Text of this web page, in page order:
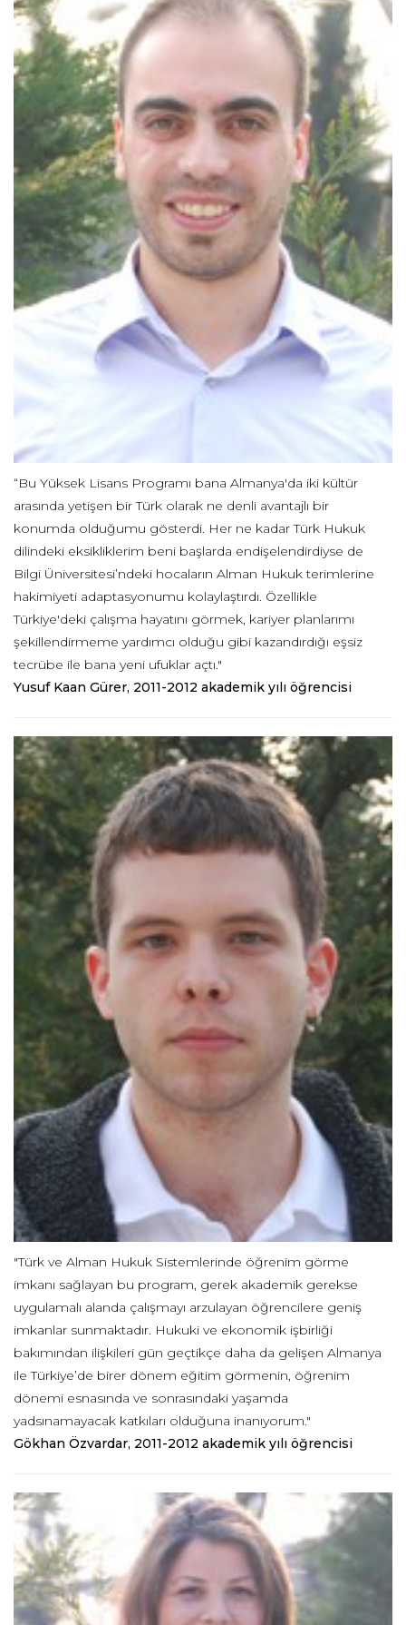
“Bu Yüksek Lisans Programı bana Almanya'da iki kültür
arasında yetişen bir Türk olarak ne denli avantajlı bir
konumda olduğumu gösterdi. Her ne kadar Türk Hukuk
dilindeki eksikliklerim beni başlarda endişelendirdiyse de
Bilgi Üniversitesi’ndeki hocaların Alman Hukuk terimlerine
hakimiyeti adaptasyonumu kolaylaştırdı. Özellikle
Türkiye'deki çalışma hayatını görmek, kariyer planlarımı
şekillendirmeme yardımcı olduğu gibi kazandırdığı eşsiz
tecrübe ile bana yeni ufuklar açtı."
Yusuf Kaan Gürer, 2011-2012 akademik yılı öğrencisi
"Türk ve Alman Hukuk Sistemlerinde öğrenim görme
imkanı sağlayan bu program, gerek akademik gerekse
uygulamalı alanda çalışmayı arzulayan öğrencilere geniş
imkanlar sunmaktadır. Hukuki ve ekonomik işbirliği
bakımından ilişkileri gün geçtikçe daha da gelişen Almanya
ile Türkiye’de birer dönem eğitim görmenin, öğrenim
dönemi esnasında ve sonrasındaki yaşamda
yadsınamayacak katkıları olduğuna inanıyorum."
Gökhan Özvardar, 2011-2012 akademik yılı öğrencisi